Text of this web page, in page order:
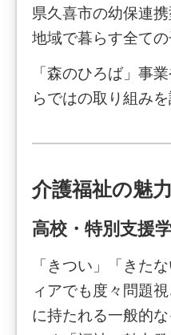
県久喜市の幼保連
地域で暮らす全て
「森のひろば」事
らではの取り組み
介護福祉の魅
高校・特別支援
「きつい」「きた
ィアでも度々問題
に持たれる一般的